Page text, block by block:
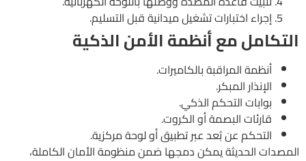
إجراء اختبارات تشغيل ميدانية قبل التسليم.
التكامل مع أنظمة الأمن الذكية
أنظمة المراقبة بالكاميرات.
الإنذار المبكر.
بوابات التحكم الذكي.
قارئات البصمة أو الكروت.
التحكم عن بُعد عبر تطبيق أو لوحة مركزية.
المصدات الحديثة يمكن دمجها ضمن منظومة الأمان الكاملة،